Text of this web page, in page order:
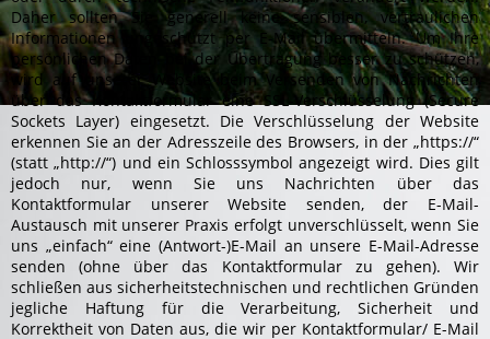
Daher sollten Sie generell keine sensiblen, vertraulichen
Informationen ungeschützt per E‐Mail übermitteln. Um Ihre
persönlichen Daten bei der Übertragung besser zu schützen,
wird auf unserer Website beim Versenden von Nachrichten
über das Kontaktformular eine SSL‐Verschlüsselung (Secure
Sockets Layer) eingesetzt. Die Verschlüsselung der Website
erkennen Sie an der Adresszeile des Browsers, in der „https://“
(statt „http://“) und ein Schlosssymbol angezeigt wird. Dies gilt
jedoch nur, wenn Sie uns Nachrichten über das
Kontaktformular unserer Website senden, der E-Mail-
Austausch mit unserer Praxis erfolgt unverschlüsselt, wenn Sie
uns „einfach“ eine (Antwort-)E-Mail an unsere E-Mail-Adresse
senden (ohne über das Kontaktformular zu gehen). Wir
schließen aus sicherheitstechnischen und rechtlichen Gründen
jegliche Haftung für die Verarbeitung, Sicherheit und
Korrektheit von Daten aus, die wir per Kontaktformular/ E-Mail